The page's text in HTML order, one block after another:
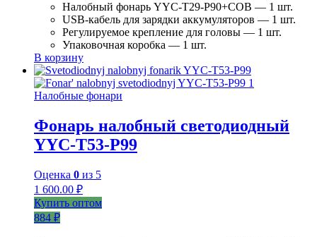
Налобный фонарь YYC-T29-P90+COB — 1 шт.
USB-кабель для зарядки аккумуляторов — 1 шт.
Регулируемое крепление для головы — 1 шт.
Упаковочная коробка — 1 шт.
В корзину
Налобные фонари
Фонарь налобный светодиодный
YYC-T53-P99
Оценка 0 из 5
1 600.00 ₽
Купить оптом
884 ₽